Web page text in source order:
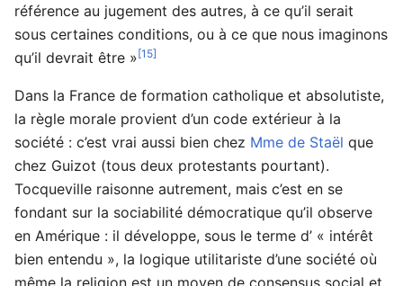
référence au jugement des autres, à ce qu’il serait
sous certaines conditions, ou à ce que nous imaginons
qu’il devrait être »[15]
Dans la France de formation catholique et absolutiste,
la règle morale provient d’un code extérieur à la
société : c’est vrai aussi bien chez Mme de Staël que
chez Guizot (tous deux protestants pourtant).
Tocqueville raisonne autrement, mais c’est en se
fondant sur la sociabilité démocratique qu’il observe
en Amérique : il développe, sous le terme d’ « intérêt
bien entendu », la logique utilitariste d’une société où
même la religion est un moyen de consensus social et